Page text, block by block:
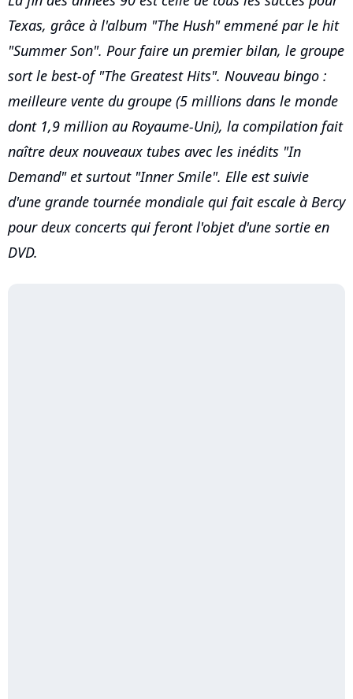
Texas, grâce à l'album "The Hush" emmené par le hit
"Summer Son". Pour faire un premier bilan, le groupe
sort le best-of "The Greatest Hits". Nouveau bingo :
meilleure vente du groupe (5 millions dans le monde
dont 1,9 million au Royaume-Uni), la compilation fait
naître deux nouveaux tubes avec les inédits "In
Demand" et surtout "Inner Smile". Elle est suivie
d'une grande tournée mondiale qui fait escale à Bercy
pour deux concerts qui feront l'objet d'une sortie en
DVD.